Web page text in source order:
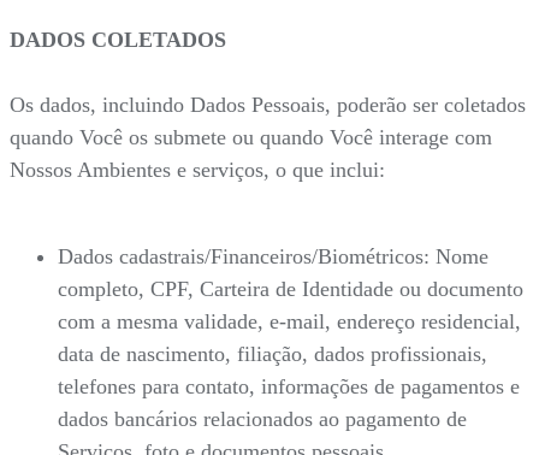
DADOS COLETADOS
Os dados, incluindo Dados Pessoais, poderão ser coletados
quando Você os submete ou quando Você interage com
Nossos Ambientes e serviços, o que inclui:
Dados cadastrais/Financeiros/Biométricos: Nome
completo, CPF, Carteira de Identidade ou documento
com a mesma validade, e-mail, endereço residencial,
data de nascimento, filiação, dados profissionais,
telefones para contato, informações de pagamentos e
dados bancários relacionados ao pagamento de